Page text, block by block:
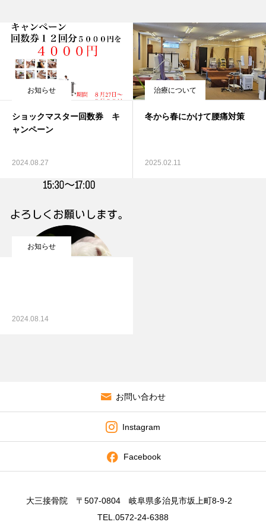
お知らせ
ショックマスター回数券 キ
ャンペーン
2024.08.27
治療について
冬から春にかけて腰痛対策
2025.02.11
お知らせ
2024.08.14
お問い合わせ
Instagram
Facebook
大三接骨院 〒507-0804 岐阜県多治見市坂上町8-9-2
TEL.0572-24-6388